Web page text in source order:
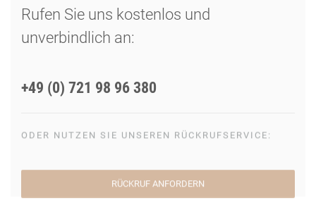
Rufen Sie uns kostenlos und
unverbindlich an:
+49 (0) 721 98 96 380
ODER NUTZEN SIE UNSEREN RÜCKRUFSERVICE:
RÜCKRUF ANFORDERN